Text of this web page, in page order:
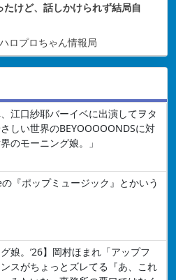
たけど、話しかけられず結局自
ハロプロちゃん情報局
江口紗耶バーイベに出演してヲタ
しい世界のBEYOOOOONDSに対
のモーニング娘。」
『ポップミュージック』とかいう
グ娘。’26】岡村ほまれ「アップフ
スがちょっとズレてる『あ、これ